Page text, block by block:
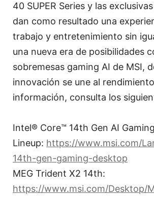
40 SUPER Series y las
dan como resultado una
trabajo y entretenimiento sin
una nueva era de posibilidades
sobremesas gaming AI de MSI,
innovación se une al
información, consulta los
Intel® Core™ 14th Gen AI
Lineup: https://www.msi.com/
14th-gen-gaming-desktop
MEG Trident X2 14th:
https://www.msi.com/Desktop/